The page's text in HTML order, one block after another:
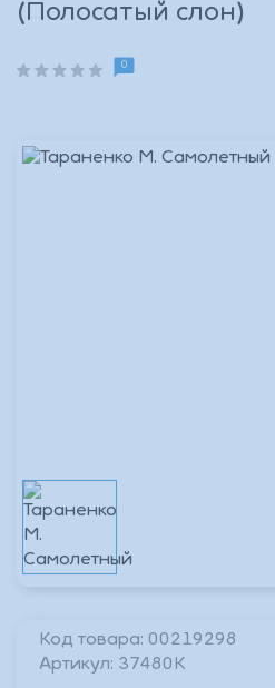
(Полосатый слон)
0
Код товара: 00219298
Артикул: 37480К